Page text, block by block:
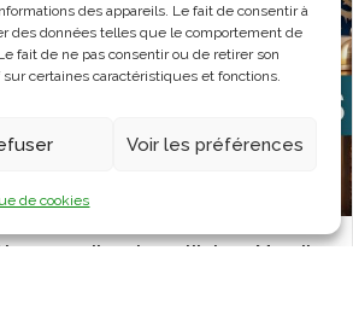
des appareils. Le fait de consentir à
des données telles que le comportement de
fait de ne pas consentir ou de retirer son
certaines caractéristiques et fonctions.
Voir les préférences
de cookies
en direct sur l’Islam Mardi